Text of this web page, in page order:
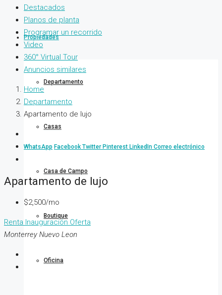
Propiedades
Departamento
Casas
Casa de Campo
Boutique
Oficina
Destacados
Planos de planta
Programar un recorrido
Video
360° Virtual Tour
Anuncios similares
Home
Departamento
Apartamento de lujo
WhatsApp Facebook Twitter Pinterest LinkedIn Correo electrónico
Apartamento de lujo
$2,500/mo
Renta Inauguración Oferta
Monterrey Nuevo Leon